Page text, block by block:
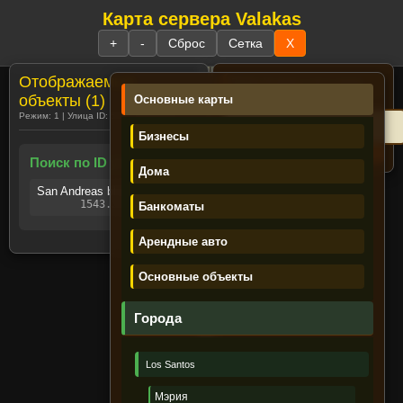
Регистрация
Лента новостей
Основные карты
Бизнесы
Дома
Банкоматы
Арендные авто
Основные объекты
Города
Los Santos
Мэрия
Карта сервера Valakas
+ - Сброс Сетка X
Отображаемые
объекты (1)
Режим: 1 | Улица ID: 554 | Объектов: 1
Поиск по ID улиц (1)
San Andreas blvd. (ID: 554)
1543.39, -1756.4